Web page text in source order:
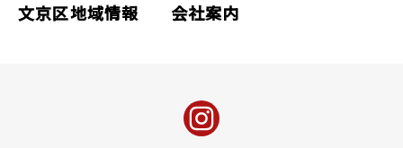
文京区地域情報
会社案内